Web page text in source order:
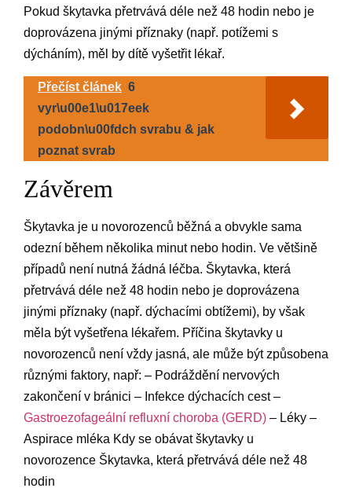
Pokud škytavka přetrvává déle než 48 hodin nebo je
doprovázena jinými příznaky (např. potížemi s
dýcháním), měl by dítě vyšetřit lékař.
Přečíst článek 6
vyr\u00e1\u017eek
podobn\u00fdch svrabu & jak
poznat svrab
Závěrem
Škytavka je u novorozenců běžná a obvykle sama
odezní během několika minut nebo hodin. Ve většině
případů není nutná žádná léčba. Škytavka, která
přetrvává déle než 48 hodin nebo je doprovázena
jinými příznaky (např. dýchacími obtížemi), by však
měla být vyšetřena lékařem. Příčina škytavky u
novorozenců není vždy jasná, ale může být způsobena
různými faktory, např: – Podráždění nervových
zakončení v bránici – Infekce dýchacích cest –
Gastroezofageální refluxní choroba (GERD) – Léky –
Aspirace mléka Kdy se obávat škytavky u
novorozence Škytavka, která přetrvává déle než 48
hodin